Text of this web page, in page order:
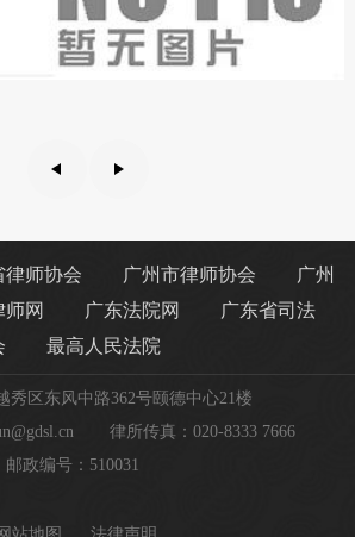
律师协会 广州市律师协会
广州
师网 广东法院网
广东省司法
最高人民法院
秀区东风中路362号颐德中心21楼
律所传真：020-8333 7666
邮政编号：510031